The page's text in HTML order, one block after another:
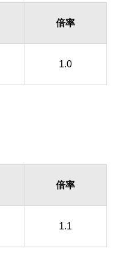
倍率
1.0
倍率
1.1